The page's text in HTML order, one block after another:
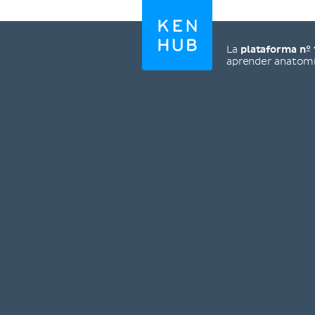
La plataforma nº
aprender